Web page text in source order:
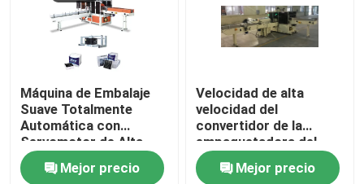
Máquina de Embalaje
Suave Totalmente
Automática con
Servomotor de Alta
Velocidad
Mejor precio
Velocidad de alta
velocidad del
convertidor de la
empaquetadora del
tejido facial 5.65Kw
Frequnecy ajustable
Mejor precio